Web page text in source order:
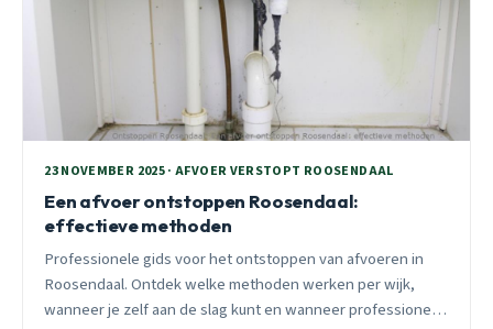
23 NOVEMBER 2025 · AFVOER VERSTOPT ROOSENDAAL
Een afvoer ontstoppen Roosendaal:
effectieve methoden
Professionele gids voor het ontstoppen van afvoeren in
Roosendaal. Ontdek welke methoden werken per wijk,
wanneer je zelf aan de slag kunt en wanneer professionele